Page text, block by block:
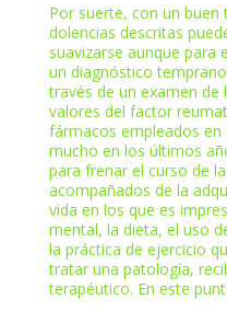
Por suerte, con un
dolencias descritas
suavizarse aunque para
un diagnóstico
través de un examen
valores del factor
fármacos empleados
mucho en los últimos
para frenar el curso de
acompañados de la
vida en los que es
mental, la dieta, el uso
la práctica de ejercicio
tratar una patología,
terapéutico. En este